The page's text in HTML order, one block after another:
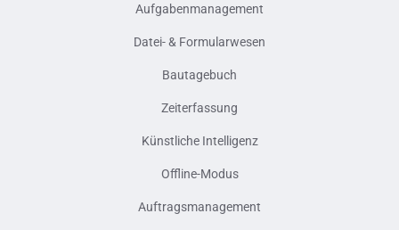
Aufgabenmanagement
Datei- & Formularwesen
Bautagebuch
Zeiterfassung
Künstliche Intelligenz
Offline-Modus
Auftragsmanagement